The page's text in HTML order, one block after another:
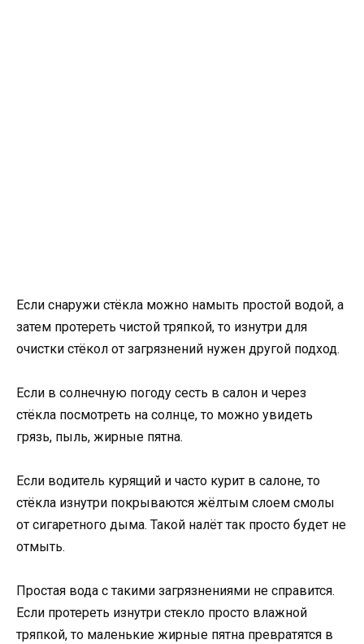
Если снаружи стёкла можно намыть простой водой, а
затем протереть чистой тряпкой, то изнутри для
очистки стёкол от загрязнений нужен другой подход.
Если в солнечную погоду сесть в салон и через
стёкла посмотреть на солнце, то можно увидеть
грязь, пыль, жирные пятна.
Если водитель курящий и часто курит в салоне, то
стёкла изнутри покрываются жёлтым слоем смолы
от сигаретного дыма. Такой налёт так просто будет не
отмыть.
Простая вода с такими загрязнениями не справится.
Если протереть изнутри стекло просто влажной
тряпкой, то маленькие жирные пятна превратятся в